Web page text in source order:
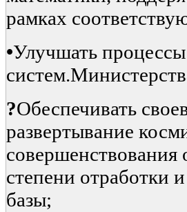
рамках
•Улучшать
?Обеспечивать
развертывание
совершенствования
степени отработки
базы;